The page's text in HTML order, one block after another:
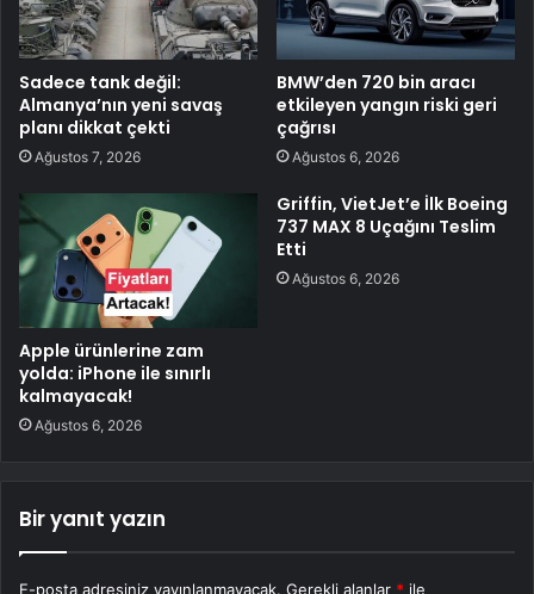
Sadece tank değil:
Almanya’nın yeni savaş
planı dikkat çekti
Ağustos 7, 2026
BMW’den 720 bin aracı
etkileyen yangın riski geri
çağrısı
Ağustos 6, 2026
Apple ürünlerine zam
yolda: iPhone ile sınırlı
kalmayacak!
Ağustos 6, 2026
Griffin, VietJet’e İlk Boeing
737 MAX 8 Uçağını Teslim
Etti
Ağustos 6, 2026
Bir yanıt yazın
E-posta adresiniz yayınlanmayacak. Gerekli alanlar * ile